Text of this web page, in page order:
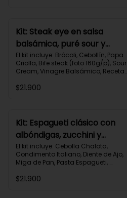
Grasas 47g | Proteínas 36g
Kit: Steak eye en salsa
balsámica, puré sour y
brócoli-15
El kit incluye: Brócoli, Cebollín, Papa
Criolla, Bife steak (foto 160g/p), Sour
Cream, Vinagre Balsámico, Receta
$21.900
Kit: Espagueti clásico con
albóndigas, zucchini y
parmesano-92
El kit incluye: Cebolla Chalota,
Condimento Italiano, Diente de Ajo,
Miga de Pan, Pasta Espagueti,
Molida (150g/p), Salsa de Tomates
$21.900